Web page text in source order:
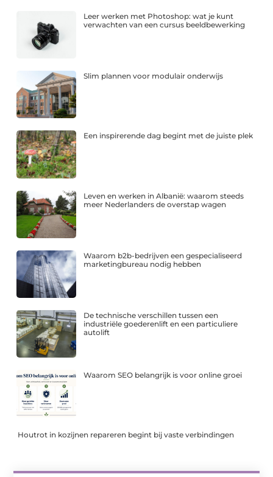
Leer werken met Photoshop: wat je kunt
verwachten van een cursus beeldbewerking
Slim plannen voor modulair onderwijs
Een inspirerende dag begint met de juiste plek
Leven en werken in Albanië: waarom steeds
meer Nederlanders de overstap wagen
Waarom b2b-bedrijven een gespecialiseerd
marketingbureau nodig hebben
De technische verschillen tussen een
industriële goederenlift en een particuliere
autolift
Waarom SEO belangrijk is voor online groei
Houtrot in kozijnen repareren begint bij vaste verbindingen